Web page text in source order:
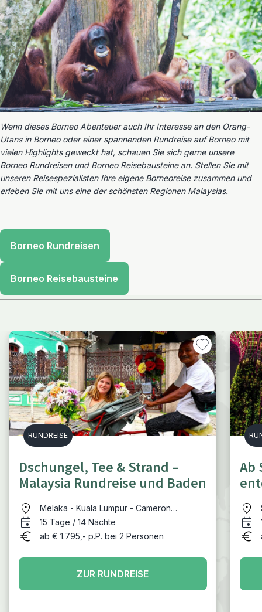
Wenn dieses Borneo Abenteuer auch Ihr Interesse an den Orang-
Utans in Borneo oder einer spannenden Rundreise auf Borneo mit
vielen Highlights geweckt hat, schauen Sie sich gerne unsere
Borneo Rundreisen und Borneo Reisebausteine an. Stellen Sie mit
unseren Reisespezialisten Ihre eigene Borneoreise zusammen und
erleben Sie mit uns eine der schönsten Regionen Malaysias.
Borneo Rundreisen
Borneo Reisebausteine
RUNDREISE
Dschungel, Tee & Strand –
Malaysia Rundreise und Baden
Melaka - Kuala Lumpur - Cameron
Highlands - Belum Regenwald - Pulau
Perhentian - Kuala Lumpur
15 Tage / 14 Nächte
ab € 1.795,- p.P. bei 2 Personen
ZUR RUNDREISE
Ab